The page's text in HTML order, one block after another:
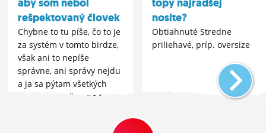
aby som nebol
rešpektovaný človek
Chybne to tu píše, čo to je
za systém v tomto birdze,
však ani to nepíše
správne, ani správy nejdu
a ja sa pýtam všetkých
týchto osadníkov na tomto
topy najradšej
nosíte?
Obtiahnuté Stredne
priliehavé, príp. oversize